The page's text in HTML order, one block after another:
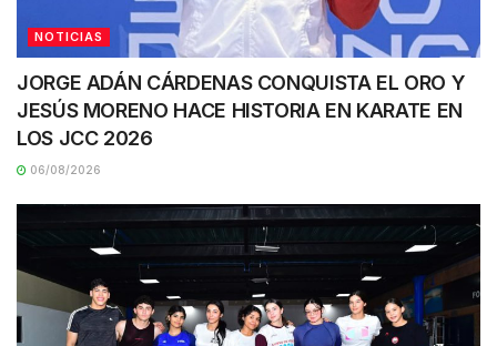
NOTICIAS
JORGE ADÁN CÁRDENAS CONQUISTA EL ORO Y
JESÚS MORENO HACE HISTORIA EN KARATE EN
LOS JCC 2026
06/08/2026